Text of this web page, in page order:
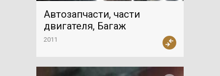
Автозапчасти, части
двигателя, Багаж
2011